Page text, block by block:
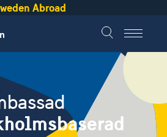
Abroad